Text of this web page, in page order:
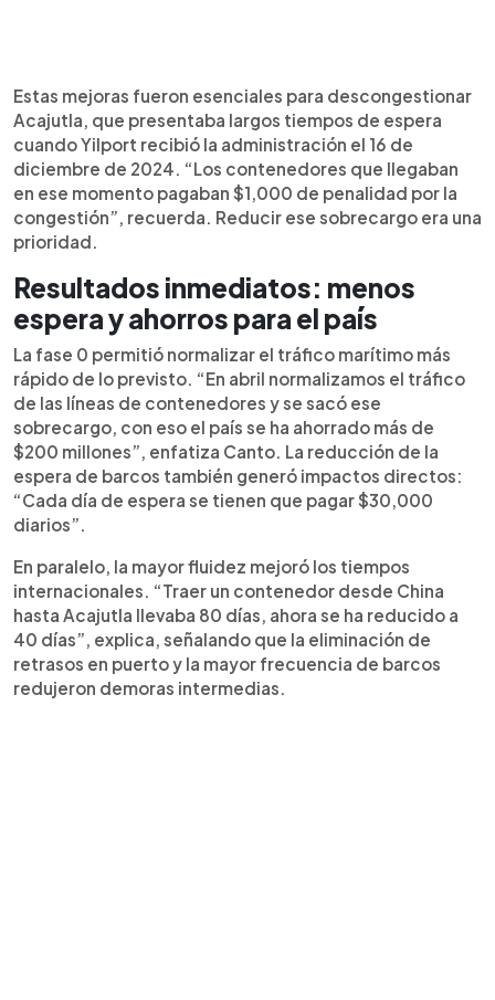
Estas mejoras fueron esenciales para descongestionar
Acajutla, que presentaba largos tiempos de espera
cuando Yilport recibió la administración el 16 de
diciembre de 2024. “Los contenedores que llegaban
en ese momento pagaban $1,000 de penalidad por la
congestión”, recuerda. Reducir ese sobrecargo era una
prioridad.
Resultados inmediatos: menos
espera y ahorros para el país
La fase 0 permitió normalizar el tráfico marítimo más
rápido de lo previsto. “En abril normalizamos el tráfico
de las líneas de contenedores y se sacó ese
sobrecargo, con eso el país se ha ahorrado más de
$200 millones”, enfatiza Canto. La reducción de la
espera de barcos también generó impactos directos:
“Cada día de espera se tienen que pagar $30,000
diarios”.
En paralelo, la mayor fluidez mejoró los tiempos
internacionales. “Traer un contenedor desde China
hasta Acajutla llevaba 80 días, ahora se ha reducido a
40 días”, explica, señalando que la eliminación de
retrasos en puerto y la mayor frecuencia de barcos
redujeron demoras intermedias.